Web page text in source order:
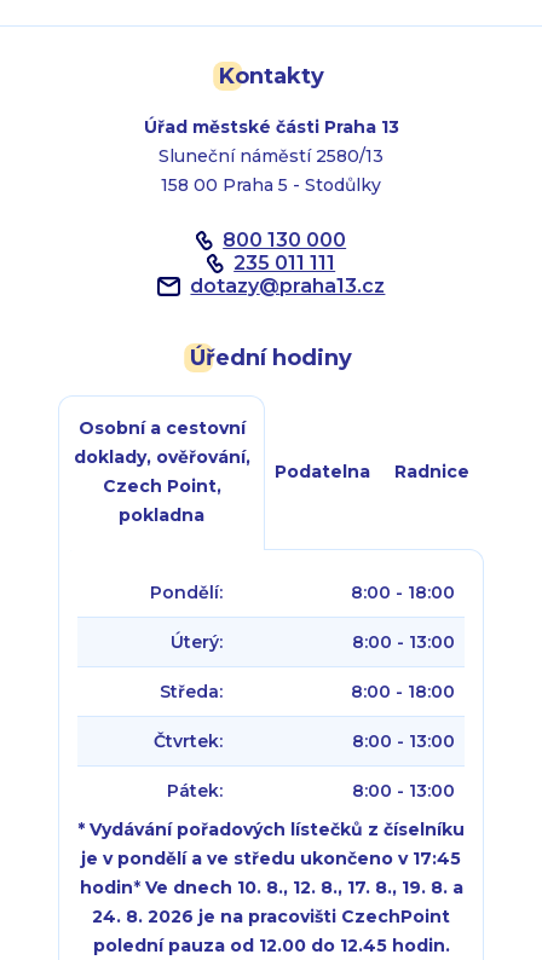
Kontakty
Úřad městské části Praha 13
Sluneční náměstí 2580/13
158 00 Praha 5 - Stodůlky
800 130 000
235 011 111
dotazy@praha13.cz
Úřední hodiny
Osobní a cestovní
doklady, ověřování,
Czech Point,
pokladna
Podatelna Radnice
Pondělí: 8:00 - 18:00
Úterý: 8:00 - 13:00
Středa: 8:00 - 18:00
Čtvrtek: 8:00 - 13:00
Pátek:
8:00 - 13:00
* Vydávání pořadových lístečků z číselníku
je v pondělí a ve středu ukončeno v 17:45
hodin* Ve dnech 10. 8., 12. 8., 17. 8., 19. 8. a
24. 8. 2026 je na pracovišti CzechPoint
polední pauza od 12.00 do 12.45 hodin.